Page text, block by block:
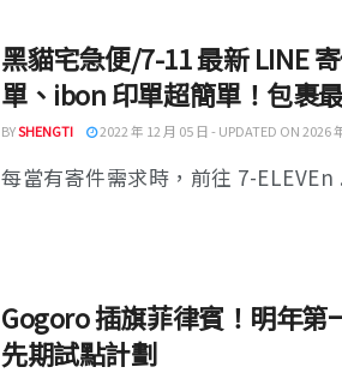
黑貓宅急便/7-11 最新 LINE
單、ibon 印單超簡單！包裹
BYSHENGTI 2022 年 12 月 05 日 - UPDATED ON 2026
每當有寄件需求時，前往 7-ELEVEn
Gogoro 插旗菲律賓！明年第
先期試點計劃